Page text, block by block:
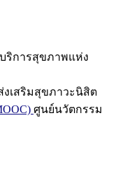
ริการสุขภาพแห่ง
งเสริมสุขภาวะนิสิต
ศูนย์นวัตกรรม